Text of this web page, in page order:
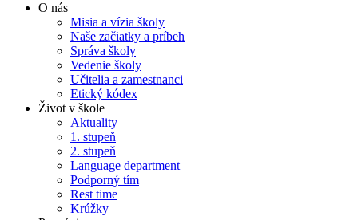
O nás
Misia a vízia školy
Naše začiatky a príbeh
Správa školy
Vedenie školy
Učitelia a zamestnanci
Etický kódex
Život v škole
Aktuality
1. stupeň
2. stupeň
Language department
Podporný tím
Rest time
Krúžky